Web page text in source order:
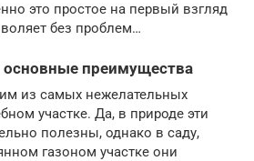
это простое на первый взгляд
без проблем…
основные преимущества
из самых нежелательных
участке. Да, в природе эти
полезны, однако в саду,
газоном участке они